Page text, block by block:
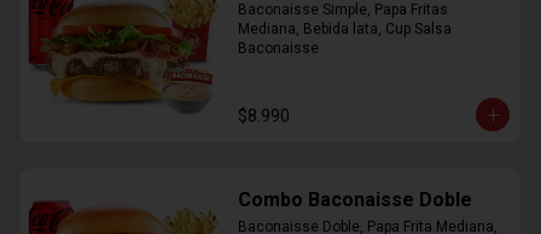
Baconaisse Simple, Papa Fritas
Mediana, Bebida lata, Cup Salsa
Baconaisse
$8.990
Combo Baconaisse Doble
Baconaisse Doble, Papa Frita Mediana,